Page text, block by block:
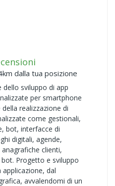
dalla tua posizione
sviluppo di app
per smartphone
realizzazione di
come gestionali,
bot, interfacce di
digitali, agende,
clienti,
Progetto e sviluppo
dal
avvalendomi di un